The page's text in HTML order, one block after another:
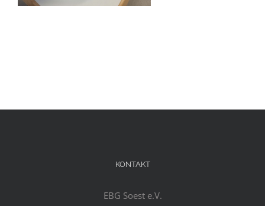
KONTAKT
EBG Soest e.V.